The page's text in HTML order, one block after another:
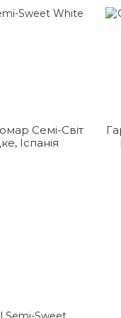
Семі-Світ
Іспанія